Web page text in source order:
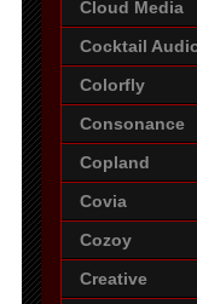
Cloud Media
Cocktail
Colorfly
Consonance
Copland
Covia
Cozoy
Creative